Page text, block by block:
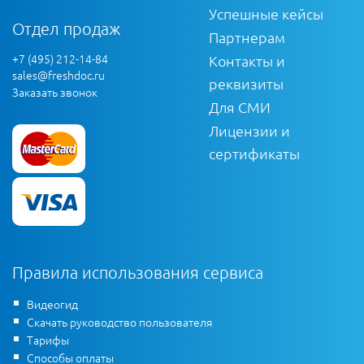
Отдел продаж
+7 (495) 212-14-84
sales@freshdoc.ru
Заказать звонок
Успешные кейсы
Партнерам
Контакты и
реквизиты
Для СМИ
Лицензии и
сертификаты
Правила использования сервиса
Видеогид
Скачать руководство пользователя
Тарифы
Способы оплаты